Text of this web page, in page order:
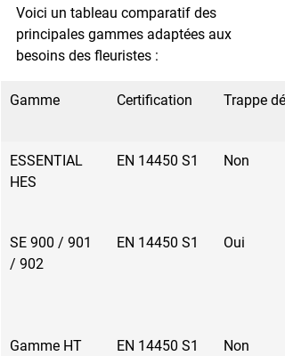
Voici un tableau comparatif des
principales gammes adaptées aux
besoins des fleuristes :
Gamme Certification Trappe
ESSENTIAL
HES
EN 14450 S1 Non
SE 900 / 901
/ 902
EN 14450 S1 Oui
Gamme HT EN 14450 S1 Non